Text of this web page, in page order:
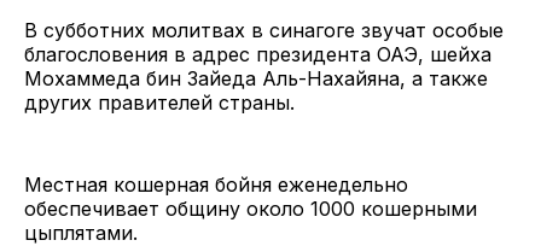
В субботних молитвах в синагоге звучат особые
благословения в адрес президента ОАЭ, шейха
Мохаммеда бин Зайеда Аль-Нахайяна, а также
других правителей страны.
Местная кошерная бойня еженедельно
обеспечивает общину около 1000 кошерными
цыплятами.